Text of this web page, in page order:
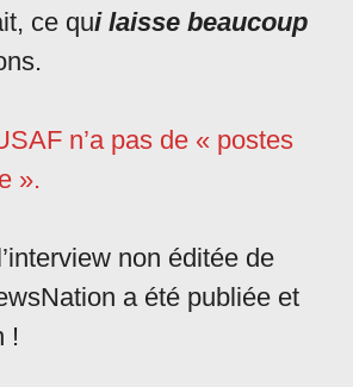
ce qui laisse beaucoup
n’a pas de « postes
».
non éditée de
a été publiée et
!